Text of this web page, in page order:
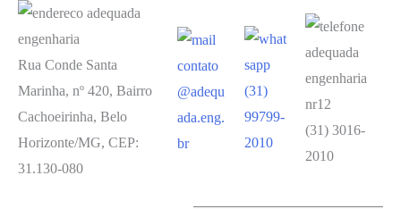
Rua Conde Santa
Marinha, nº 420, Bairro
Cachoeirinha, Belo
Horizonte/MG, CEP:
31.130-080
contato
@adequ
ada.eng.
br
(31)
99799-
2010
(31) 3016-
2010